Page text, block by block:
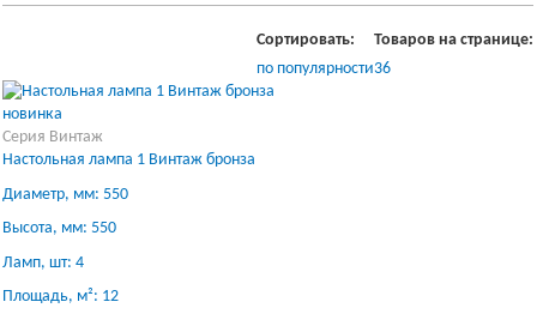
Товаров на странице:
36
Сортировать:
по популярности
новинка
Серия Винтаж
Настольная лампа 1 Винтаж бронза
Диаметр, мм: 550
Высота, мм: 550
Ламп, шт: 4
Площадь, м²: 12